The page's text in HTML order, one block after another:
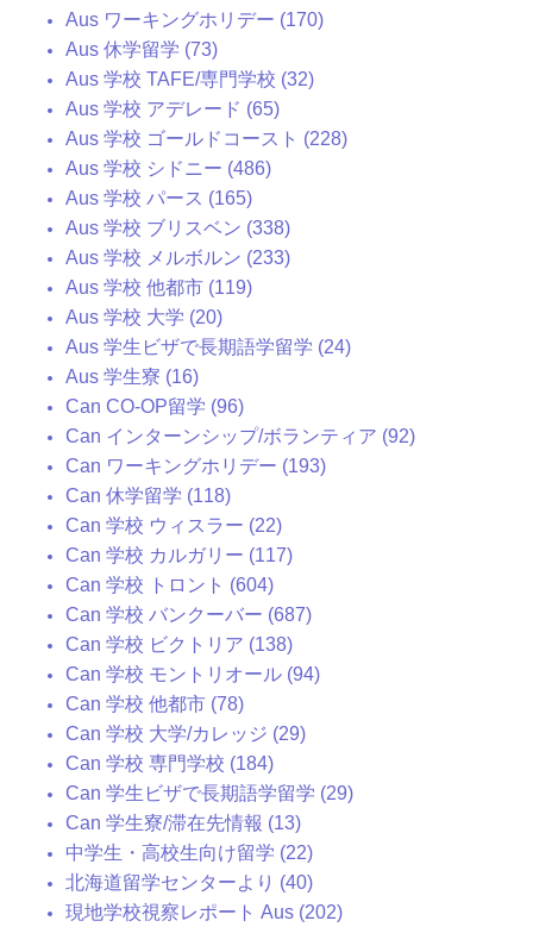
Aus ワーキングホリデー (170)
Aus 休学留学 (73)
Aus 学校 TAFE/専門学校 (32)
Aus 学校 アデレード (65)
Aus 学校 ゴールドコースト (228)
Aus 学校 シドニー (486)
Aus 学校 パース (165)
Aus 学校 ブリスベン (338)
Aus 学校 メルボルン (233)
Aus 学校 他都市 (119)
Aus 学校 大学 (20)
Aus 学生ビザで長期語学留学 (24)
Aus 学生寮 (16)
Can CO-OP留学 (96)
Can インターンシップ/ボランティア (92)
Can ワーキングホリデー (193)
Can 休学留学 (118)
Can 学校 ウィスラー (22)
Can 学校 カルガリー (117)
Can 学校 トロント (604)
Can 学校 バンクーバー (687)
Can 学校 ビクトリア (138)
Can 学校 モントリオール (94)
Can 学校 他都市 (78)
Can 学校 大学/カレッジ (29)
Can 学校 専門学校 (184)
Can 学生ビザで長期語学留学 (29)
Can 学生寮/滞在先情報 (13)
中学生・高校生向け留学 (22)
北海道留学センターより (40)
現地学校視察レポート Aus (202)